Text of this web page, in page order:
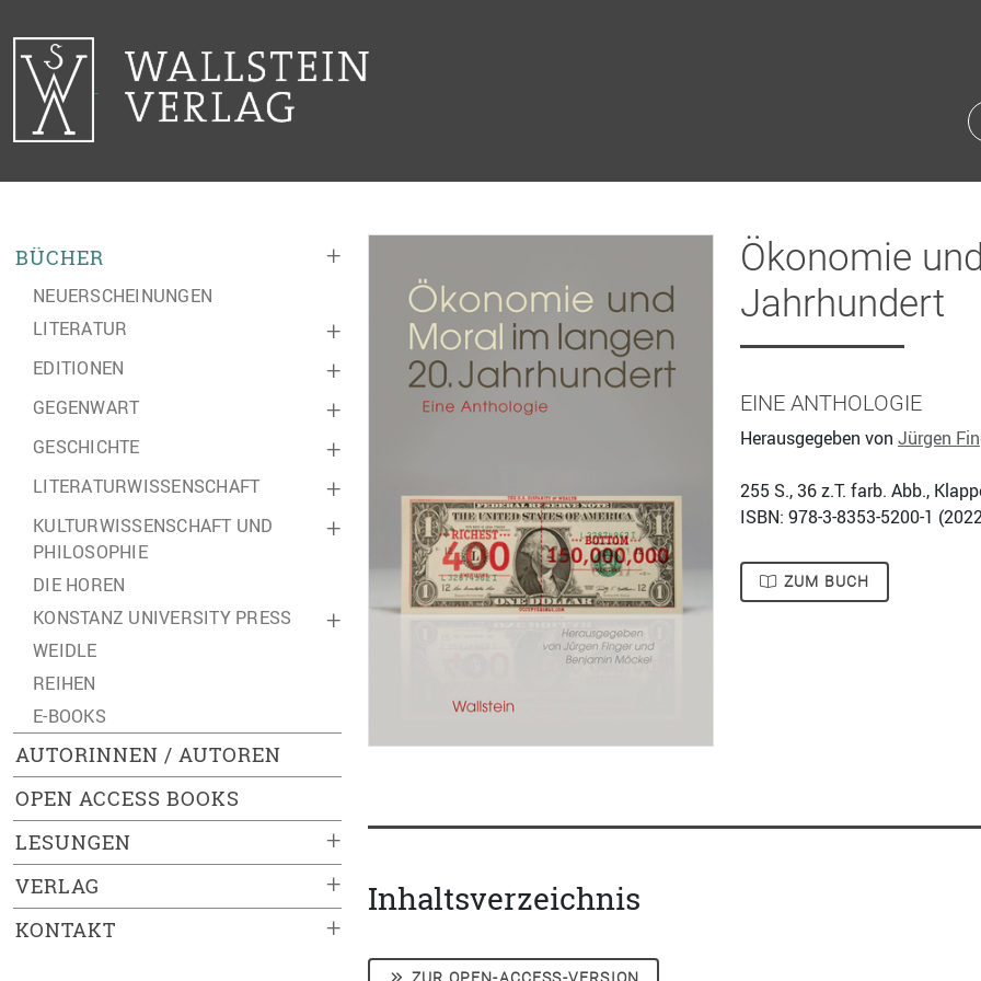
+
BÜCHER
NEUERSCHEINUNGEN
+
LITERATUR
+
EDITIONEN
+
GEGENWART
+
GESCHICHTE
+
LITERATURWISSENSCHAFT
+
KULTURWISSENSCHAFT UND
PHILOSOPHIE
DIE HOREN
+
KONSTANZ UNIVERSITY PRESS
WEIDLE
REIHEN
E-BOOKS
AUTORINNEN / AUTOREN
OPEN ACCESS BOOKS
+
LESUNGEN
+
VERLAG
+
KONTAKT
Ökonomie
Jahrhundert
EINE ANTHOLOGIE
Herausgegeben von Jürgen
255 S., 36 z.T. farb. Abb.,
ISBN: 978-3-8353-5200-1 (
ZUM BUCH
Inhaltsverzeichnis
ZUR OPEN-ACCESS-VERSION